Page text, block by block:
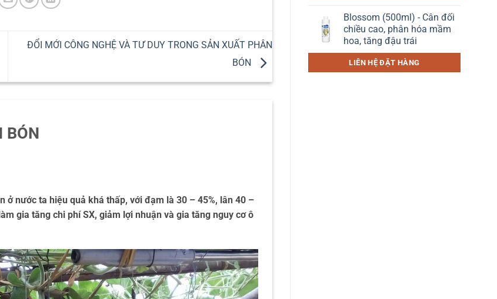
ĐỔI MỚI CÔNG NGHỆ VÀ TƯ DUY TRONG SẢN XUẤT PHÂN
BÓN
BÓN
nước ta hiệu quả khá thấp, với đạm là 30 – 45%, lân 40 –
gia tăng chi phí SX, giảm lợi nhuận và gia tăng nguy cơ ô
Blossom (500ml) - Cân đối
chiều cao, phân hóa mầm
hoa, tăng đậu trái
LIÊN HỆ ĐẶT HÀNG